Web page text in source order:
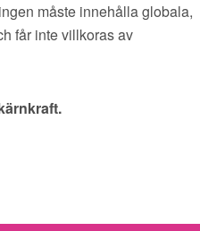
måste innehålla globala,
får inte villkoras av